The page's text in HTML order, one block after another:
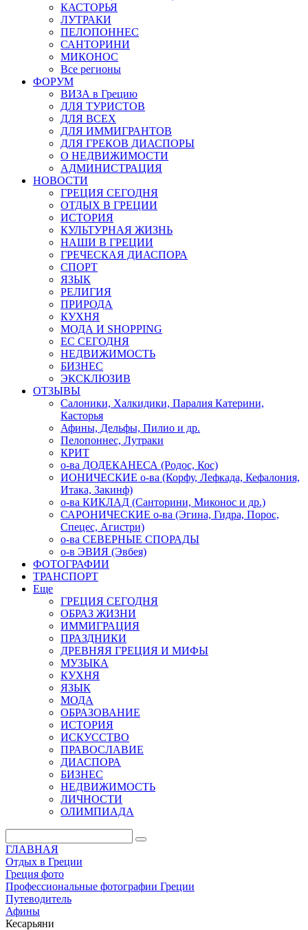
КАСТОРЬЯ
ЛУТРАКИ
ПЕЛОПОННЕС
САНТОРИНИ
МИКОНОС
Все регионы
ФОРУМ
ВИЗА в Грецию
ДЛЯ ТУРИСТОВ
ДЛЯ ВСЕХ
ДЛЯ ИММИГРАНТОВ
ДЛЯ ГРЕКОВ ДИАСПОРЫ
О НЕДВИЖИМОСТИ
АДМИНИСТРАЦИЯ
НОВОСТИ
ГРЕЦИЯ СЕГОДНЯ
ОТДЫХ В ГРЕЦИИ
ИСТОРИЯ
КУЛЬТУРНАЯ ЖИЗНЬ
НАШИ В ГРЕЦИИ
ГРЕЧЕСКАЯ ДИАСПОРА
СПОРТ
ЯЗЫК
РЕЛИГИЯ
ПРИРОДА
КУХНЯ
МОДА И SHOPPING
ЕС СЕГОДНЯ
НЕДВИЖИМОСТЬ
БИЗНЕС
ЭКСКЛЮЗИВ
ОТЗЫВЫ
Салоники, Халкидики, Паралия Катерини,
Касторья
Афины, Дельфы, Пилио и др.
Пелопоннес, Лутраки
КРИТ
о-ва ДОДЕКАНЕСА (Родос, Кос)
ИОНИЧЕСКИЕ о-ва (Корфу, Лефкада, Кефалония,
Итака, Закинф)
о-ва КИКЛАД (Санторини, Миконос и др.)
САРОНИЧЕСКИЕ о-ва (Эгина, Гидра, Порос,
Спецес, Агистри)
о-ва СЕВЕРНЫЕ СПОРАДЫ
о-в ЭВИЯ (Эвбея)
ФОТОГРАФИИ
ТРАНСПОРТ
Еще
ГРЕЦИЯ СЕГОДНЯ
ОБРАЗ ЖИЗНИ
ИММИГРАЦИЯ
ПРАЗДНИКИ
ДРЕВНЯЯ ГРЕЦИЯ И МИФЫ
МУЗЫКА
КУХНЯ
ЯЗЫК
МОДА
ОБРАЗОВАНИЕ
ИСТОРИЯ
ИСКУССТВО
ПРАВОСЛАВИЕ
ДИАСПОРА
БИЗНЕС
НЕДВИЖИМОСТЬ
ЛИЧНОСТИ
ОЛИМПИАДА
ГЛАВНАЯ
Отдых в Греции
Греция фото
Профессиональные фотографии Греции
Путеводитель
Афины
Кесарьяни